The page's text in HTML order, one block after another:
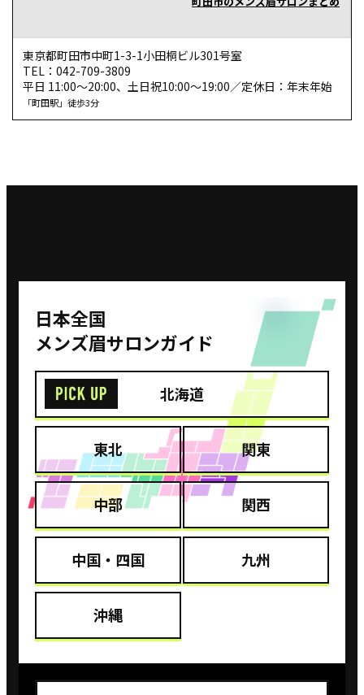
東京都町田市中町1-3-1小田桐ビル301号室
TEL：042-709-3809
平日 11:00～20:00、土日祝10:00～19:00／定休日：年末年始
「町田駅」徒歩3分
⽇本全国
メンズ眉サロンガイド
北海道
東北 関東
中部 関西
中国・四国 九州
沖縄